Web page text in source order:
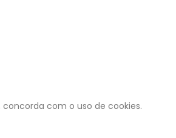
com o uso de cookies.